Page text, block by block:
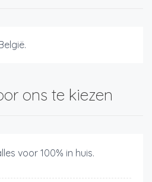
ons te kiezen
voor 100% in huis.